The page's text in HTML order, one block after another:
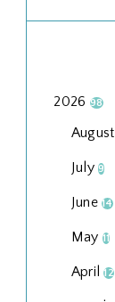
2026 98
August
July9
June14
May 11
April12